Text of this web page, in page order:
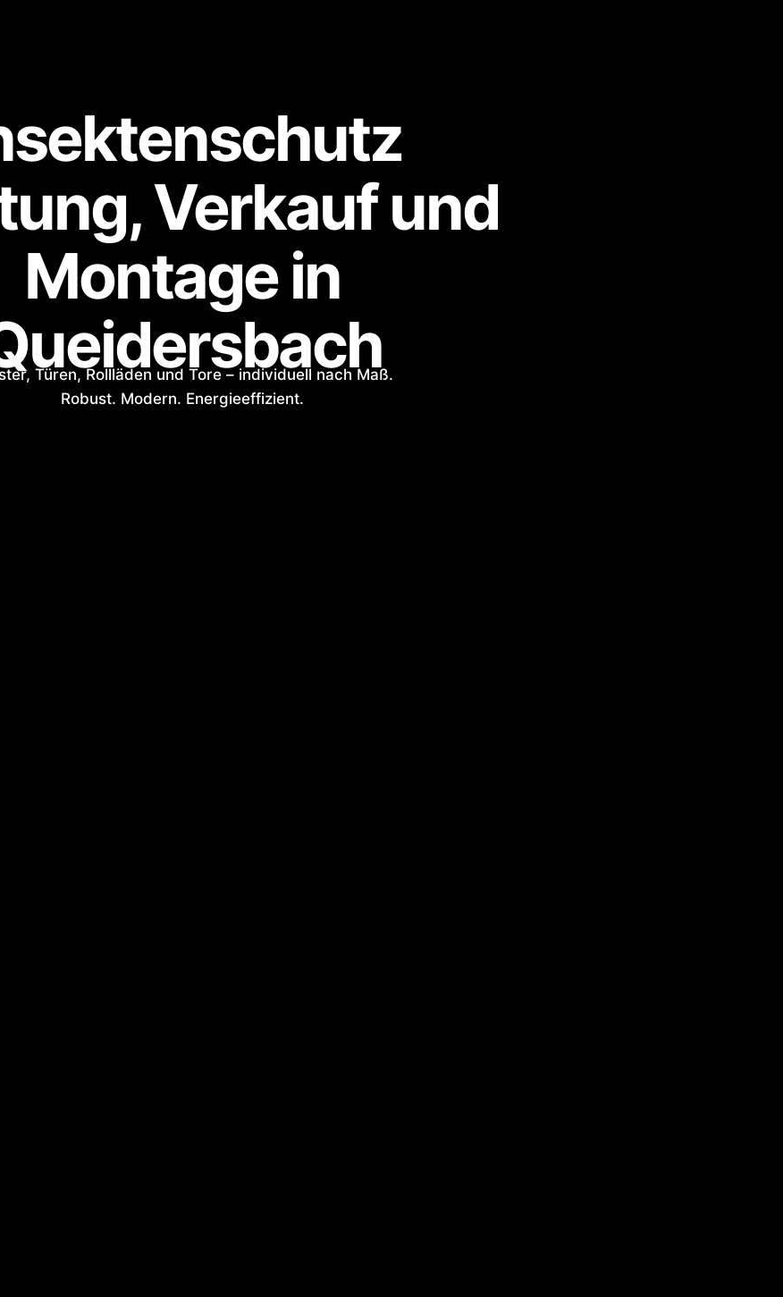
Verkauf und
Montage in
Türen, Rollläden und Tore – individuell nach Maß.
Robust. Modern. Energieeffizient.